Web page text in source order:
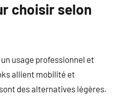
choisir selon
usage professionnel et
allient mobilité et
des alternatives légères.